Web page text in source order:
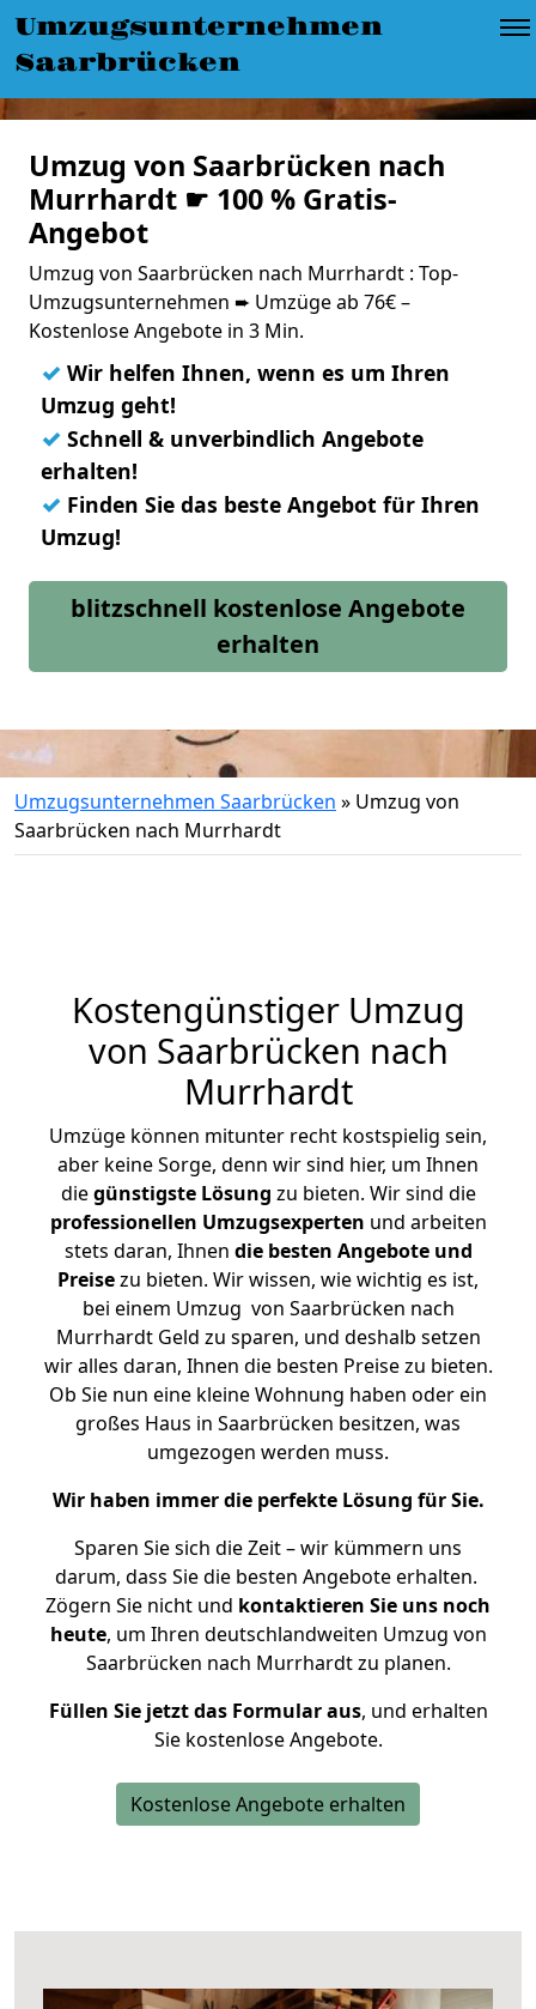
Umzugsunternehmen
Saarbrücken
Umzug von Saarbrücken nach
Murrhardt ☛ 100 % Gratis-
Angebot
Umzug von Saarbrücken nach Murrhardt : Top-
Umzugsunternehmen ➨ Umzüge ab 76€ –
Kostenlose Angebote in 3 Min.
✓ Wir helfen Ihnen, wenn es um Ihren
Umzug geht!
✓ Schnell & unverbindlich Angebote
erhalten!
✓ Finden Sie das beste Angebot für Ihren
Umzug!
blitzschnell kostenlose Angebote
erhalten
Umzugsunternehmen Saarbrücken » Umzug von
Saarbrücken nach Murrhardt
Kostengünstiger Umzug
von Saarbrücken nach
Murrhardt
Umzüge können mitunter recht kostspielig sein,
aber keine Sorge, denn wir sind hier, um Ihnen
diegünstigste Lösung zu bieten. Wir sind die
professionellen Umzugsexperten und arbeiten
stets daran, Ihnen die besten Angebote und
Preisezu bieten. Wir wissen, wie wichtig es ist,
bei einem Umzug von Saarbrücken nach
Murrhardt Geld zu sparen, und deshalb setzen
wir alles daran, Ihnen die besten Preise zu bieten.
Ob Sie nun eine kleine Wohnung haben oder ein
großes Haus in Saarbrücken besitzen, was
umgezogen werden muss.
Wir haben immer die perfekte Lösung für Sie.
Sparen Sie sich die Zeit – wir kümmern uns
darum, dass Sie die besten Angebote erhalten.
Zögern Sie nicht und kontaktieren Sie uns noch
heute, um Ihren deutschlandweiten Umzug von
Saarbrücken nach Murrhardt zu planen.
Füllen Sie jetzt das Formular aus, und erhalten
Sie kostenlose Angebote.
Kostenlose Angebote erhalten